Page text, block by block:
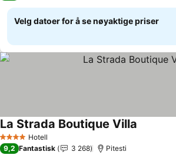
Velg datoer for å se nøyaktige priser
4 StjernerHotell
La Strada Boutique Villa
9,2 Fantastisk 3 268 Pitesti